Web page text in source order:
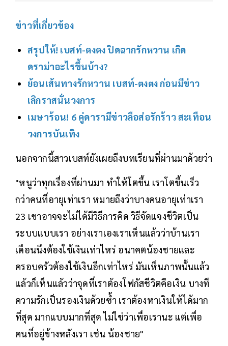
ข่าวที่เกี่ยวข้อง
สรุปให้! เบสท์-ตงตง ปิดฉากรักหวาน เกิด
ดราม่าอะไรขึ้นบ้าง?
ย้อนเส้นทางรักหวาน เบสท์-ตงตง ก่อนมีข่าว
เลิกราสนั่นวงการ
เมษาร้อน! 6 คู่ดารามีข่าวลือส่อรักร้าว สะเทือน
วงการบันเทิง
นอกจากนี้สาวเบสท์ยังเผยถึงบทเรียนที่ผ่านมาด้วยว่า
"หนูว่าทุกเรื่องที่ผ่านมา ทำให้โตขึ้น เราโตขึ้นเร็ว
กว่าคนที่อายุเท่าเรา หมายถึงว่าบางคนอายุเท่าเรา
23 เขาอาจจะไม่ได้มีวิธีการคิด วิธีจัดแจงชีวิตเป็น
ระบบแบบเรา อย่างเราเองเราเห็นแล้วว่าบ้านเรา
เดือนนึงต้องใช้เงินเท่าไหร่ อนาคตน้องชายและ
ครอบครัวต้องใช้เงินอีกเท่าไหร่ มันเห็นภาพนั้นแล้ว
แล้วก็เห็นแล้วว่าจุดที่เราต้องโฟกัสชีวิตคือเงิน บางที
ความรักเป็นรองเงินด้วยซ้ำ เราต้องหาเงินให้ได้มาก
ที่สุด มากแบบมากที่สุด ไม่ใช่ว่าเพื่อเรานะ แต่เพื่อ
คนที่อยู่ข้างหลังเรา เช่น น้องชาย"